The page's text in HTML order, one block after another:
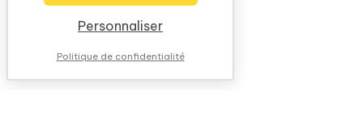
Personnaliser
Politique de confidentialité